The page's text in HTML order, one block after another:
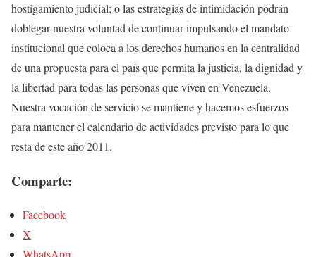
hostigamiento judicial; o las estrategias de intimidación podrán
doblegar nuestra voluntad de continuar impulsando el mandato
institucional que coloca a los derechos humanos en la centralidad
de una propuesta para el país que permita la justicia, la dignidad y
la libertad para todas las personas que viven en Venezuela.
Nuestra vocación de servicio se mantiene y hacemos esfuerzos
para mantener el calendario de actividades previsto para lo que
resta de este año 2011.
Comparte:
Facebook
X